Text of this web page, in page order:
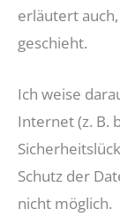
erläutert
geschieht.
Ich weise
Internet (z. B.
Schutz der
nicht möglich.